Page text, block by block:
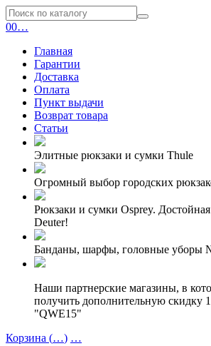
00…
Главная
Гарантии
Доставка
Оплата
Пункт выдачи
Возврат товара
Статьи
Элитные рюкзаки и сумки Thule
Огромный выбор городских
Рюкзаки и сумки Osprey. Достойная
Deuter!
Банданы, шарфы, головные уборы
Наши партнерские магазины, в
получить дополнительную скидку
"QWE15"
Корзина (…) …